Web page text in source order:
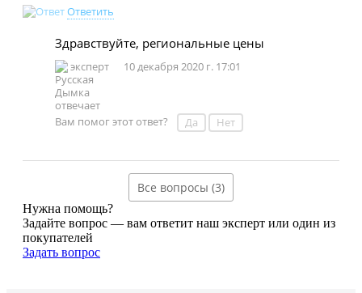
Ответить
Здравствуйте, региональные цены
эксперт 10 декабря 2020 г. 17:01
Вам помог этот ответ? Да Нет
Все вопросы (3)
Нужна помощь?
Задайте вопрос — вам ответит наш эксперт или один из
покупателей
Задать вопрос